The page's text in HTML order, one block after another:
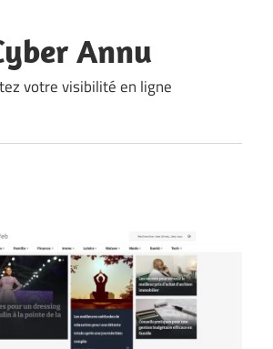
Annu
votre visibilité en ligne